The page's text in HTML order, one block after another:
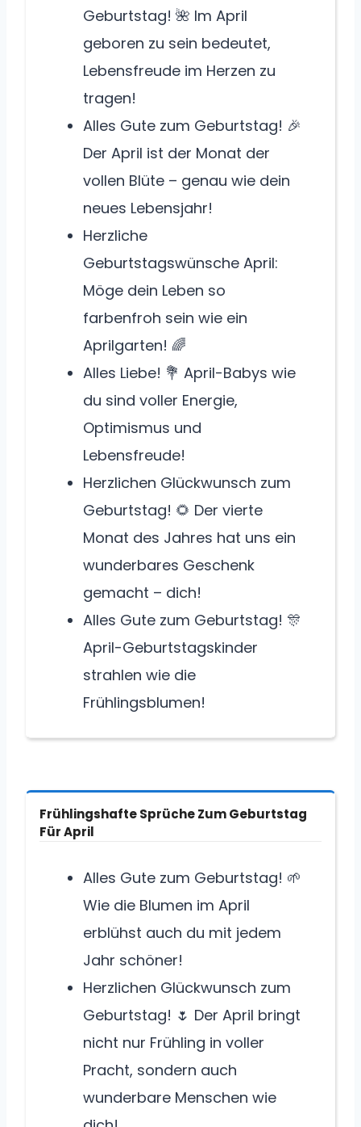
Geburtstag! 🌺 Im April
geboren zu sein bedeutet,
Lebensfreude im Herzen zu
tragen!
Alles Gute zum Geburtstag! 🎉
Der April ist der Monat der
vollen Blüte – genau wie dein
neues Lebensjahr!
Herzliche
Geburtstagswünsche April:
Möge dein Leben so
farbenfroh sein wie ein
Aprilgarten! 🌈
Alles Liebe! 💐 April-Babys wie
du sind voller Energie,
Optimismus und
Lebensfreude!
Herzlichen Glückwunsch zum
Geburtstag! 🌻 Der vierte
Monat des Jahres hat uns ein
wunderbares Geschenk
gemacht – dich!
Alles Gute zum Geburtstag! 🎊
April-Geburtstagskinder
strahlen wie die
Frühlingsblumen!
Frühlingshafte Sprüche Zum Geburtstag
Für April
Alles Gute zum Geburtstag! 🌱
Wie die Blumen im April
erblühst auch du mit jedem
Jahr schöner!
Herzlichen Glückwunsch zum
Geburtstag! 🌷 Der April bringt
nicht nur Frühling in voller
Pracht, sondern auch
wunderbare Menschen wie